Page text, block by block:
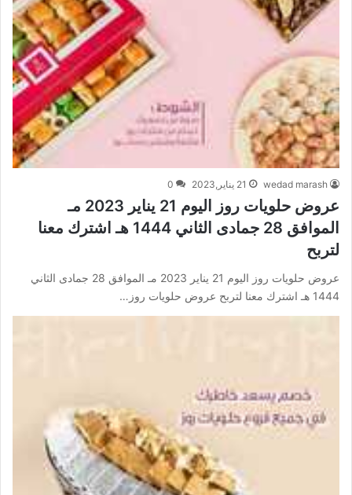
wedad marash 21 يناير,2023 0
عروض حلويات روز اليوم 21 يناير 2023 مـ
الموافق 28 جمادى الثاني 1444 هـ اشترك معنا
لتربح
عروض حلويات روز اليوم 21 يناير 2023 مـ الموافق 28 جمادى الثاني
1444 هـ اشترك معنا لتربح عروض حلويات روز…